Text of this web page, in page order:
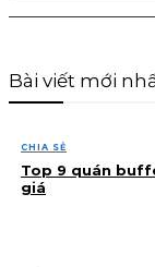
Bài viết mới
CHIA SẺ
Top 9 quán
giá